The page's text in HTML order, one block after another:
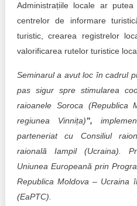
Administrațiile locale ar
centrelor de informare
turistic, crearea registrelor
valorificarea rutelor turistice
Seminarul a avut loc în cadrul
pas sigur spre stimularea
raioanele Soroca (Republica
regiunea Vinnița)”,
parteneriat cu Consiliul
raională Iampil (Ucraina).
Uniunea Europeană prin
Republica Moldova – Ucraina
(EaPTC).